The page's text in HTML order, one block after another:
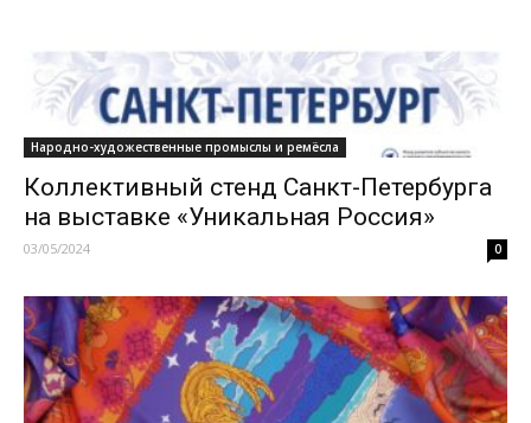
Народно-художественные промыслы и ремёсла
Коллективный стенд Санкт-Петербурга
на выставке «Уникальная Россия»
03/05/2024 0